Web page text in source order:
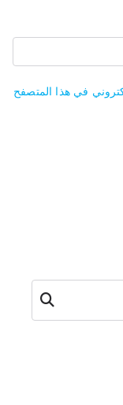
في هذا المتصفح
البحث